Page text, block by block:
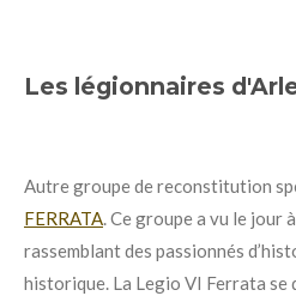
Les légionnaires
Autre groupe de reconstitution
FERRATA. Ce groupe a vu le jour
rassemblant des passionnés
historique. La Legio VI Ferrata se